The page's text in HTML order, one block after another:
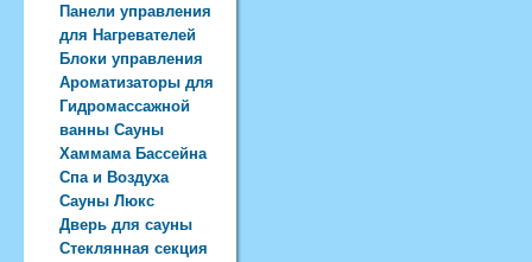
Панели управления
для Нагревателей
Блоки управления
Ароматизаторы для
Гидромассажной
ванны Сауны
Хаммама Бассейна
Спа и Воздуха
Сауны Люкс
Дверь для сауны
Стеклянная секция